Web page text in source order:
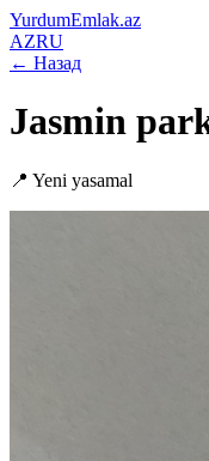
YurdumEmlak.az
AZRU
← Назад
Jasmin
📍 Yeni yasamal